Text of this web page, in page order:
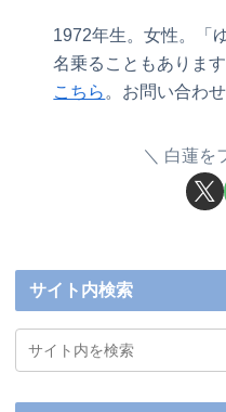
1972年生。女性。「
名乗ることもありま
こちら。お問い合わ
白蓮を
サイト内検索